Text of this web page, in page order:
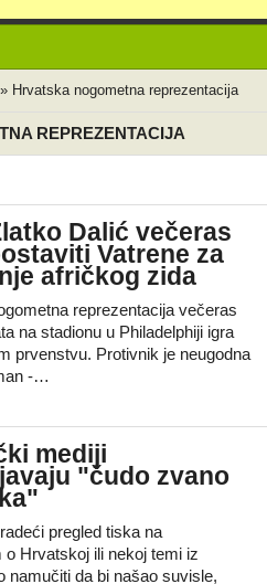
» Hrvatska nogometna reprezentacija
REPREZENTACIJA
Dalić večeras
Vatrene za
afričkog zida
reprezentacija večeras
na stadionu u Philadelphiji igra
prvenstvu. Protivnik je neugodna
-…
mediji
"čudo zvano
pregled tiska na
o Hrvatskoj ili nekoj temi iz
namučiti da bi našao suvisle,